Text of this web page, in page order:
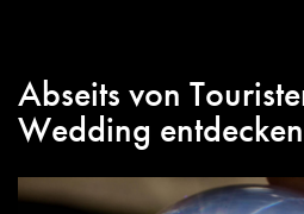
Abseits von
Wedding entdecken